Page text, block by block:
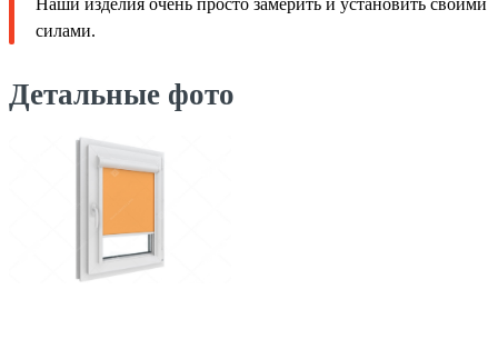
Наши изделия очень просто замерить и установить своими
силами.
Детальные фото